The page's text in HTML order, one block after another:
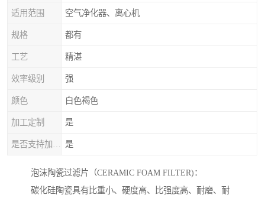
适用范围 空气净化器、离心机
规格 都有
工艺 精湛
效率级别 强
颜色 白色褐色
加工定制 是
是
泡沫陶瓷过滤片（CERAMIC FOAM FILTER)：
碳化硅陶瓷具有比重小、硬度高、比强度高、耐磨、耐